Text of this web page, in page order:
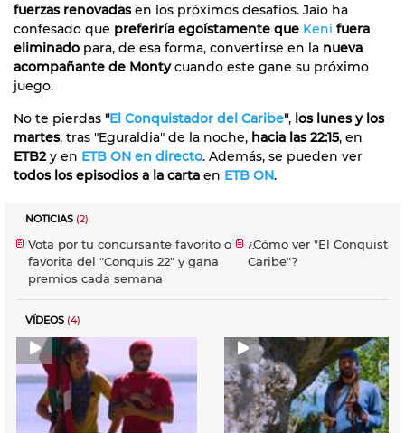
fuerzas renovadasen los próximos desafíos. Jaio ha
confesado que preferiría egoístamente que Keni fuera
eliminado para, de esa forma, convertirse en la nueva
acompañante de Montycuando este gane su próximo
juego.
No te pierdas "El Conquistador del Caribe", los lunes y los
martes, tras "Eguraldia" de la noche, hacia las 22:15, en
ETB2y en ETB ON en directo. Además, se pueden ver
todos los episodios a la carta en ETB ON.
NOTICIAS (2)
Vota por tu concursante favorito o
favorita del "Conquis 22" y gana
premios cada semana
¿Cómo ver "El
Caribe"?
VÍDEOS (4)